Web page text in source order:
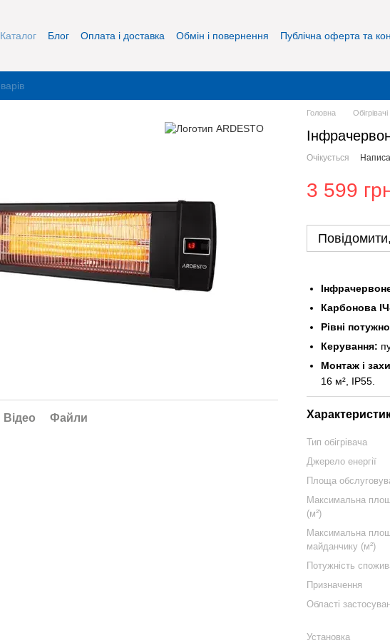
Каталог Блог Оплата і доставка Обмін і повернення
Публічна оферта та
Відео Файли
Головна Обігрівачі
Очікується
3 599
Карбонова
Рівні
Керування:
Монтаж і
16 м², IP55.
Тип обігрівача
Джерело енергії
Площа
Максимальна
(м²)
Максимальна
майданчику (м²)
Потужність
Призначення
Області
Установка